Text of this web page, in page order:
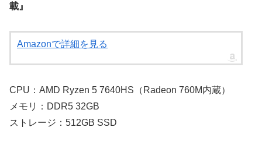
載』
Amazonで詳細を見る
CPU：AMD Ryzen 5 7640HS（Radeon 760M内蔵）
メモリ：DDR5 32GB
ストレージ：512GB SSD